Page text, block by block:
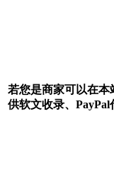
若您是商家可以在本
供软文收录、PayPal